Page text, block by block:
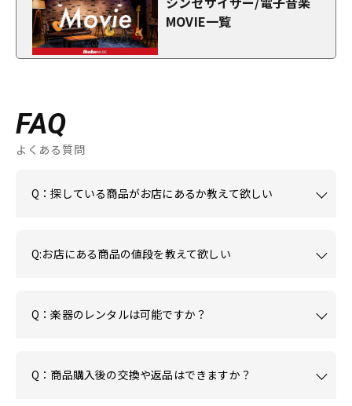
MOVIE一覧
FAQ
よくある質問
Q：探している商品がお店にあるか教えて欲しい
Q:お店にある商品の値段を教えて欲しい
Q：楽器のレンタルは可能ですか？
Q：商品購入後の交換や返品はできますか？